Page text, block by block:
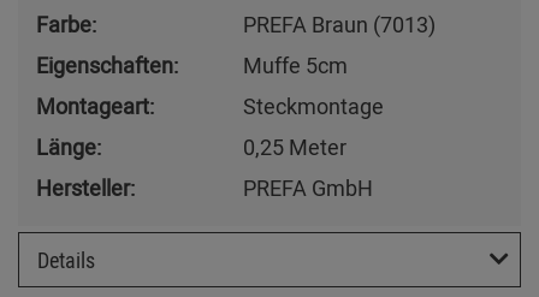
Farbe:
PREFA Braun (7013)
Eigenschaften:
Muffe 5cm
Montageart:
Steckmontage
Länge:
0,25 Meter
Hersteller:
PREFA GmbH
Details